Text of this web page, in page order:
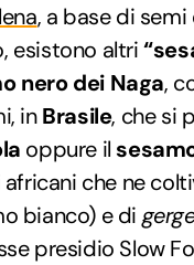
, a base di
esistono altri
nero dei Naga,
inBrasile, che si
oppure il
africani che ne
bianco) e di
presidio Slow